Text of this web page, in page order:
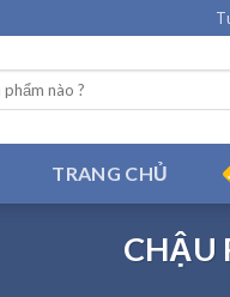
TRANG CHỦ
CHẬU